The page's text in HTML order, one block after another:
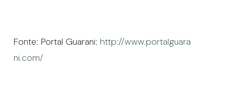
Fonte: Portal Guarani: http://www.portalguara
ni.com/